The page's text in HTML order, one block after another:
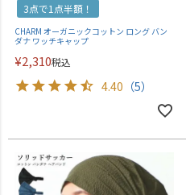
3点で1点半額！
CHARM オーガニックコットン ロング バン
ダナ ワッチキャップ
¥2,310税込
4.40 （5）